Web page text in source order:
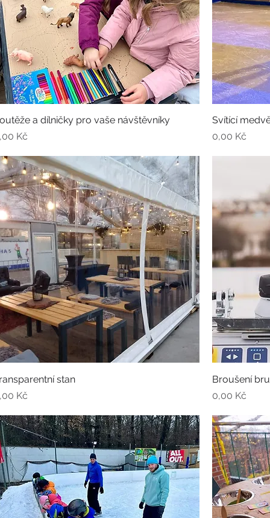
a dílničky pro vaše návštěvníky
Kč
Svítící
Cena
0,00 Kč
stan
Kč
Broušení
Cena
0,00 Kč